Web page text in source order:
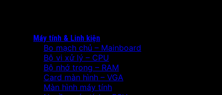
Máy tính & Linh kiện
Bo mạch chủ – Mainboard
Bộ vi xử lý – CPU
Bộ nhớ trong – RAM
Card màn hình – VGA
Màn hình máy tính